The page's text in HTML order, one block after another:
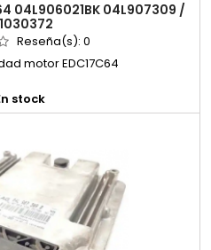
04L906021BK 04L907309 /
Reseña(s): 0
motor EDC17C64
stock